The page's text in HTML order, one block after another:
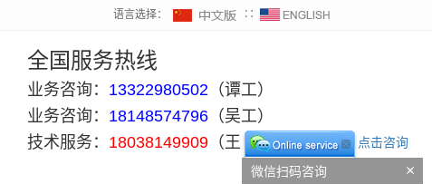
语言选择： ∷
全国服务热线
业务咨询： 13322980502 （谭工）
业务咨询： 18148574796 （吴工）
技术服务： 18038149909 （王工） 点击咨询
微信扫码咨询